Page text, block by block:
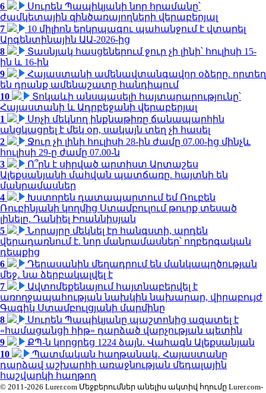
6
Սուրեն Պապիկյանի նոր հրամանը՝
ժամկետային զինծառայողների վերաբերյալ
7
10 միլիոն երկրպագու պահանջում է վտարել
Արգենտինային ԱԱ-2026-ից
8
Տասնյակ հասցեներում ջուր չի լինի՝ հուլիսի 15-
ին և 16-ին
9
Հայաստանի ամենավտանգավոր օձերը. որտեղ
են դրանք ամենաշատը հանդիպում
10
Տոկաևի անսպասելի հայտարարությունը՝
Հայաստանի և Ադրբեջանի վերաբերյալ
1
Սոչի մեկնող ինքնաթիռը ճանապարհին
անցկացրել է մեկ օր, սակայն տեղ չի հասել
2
Ջուր չի լինի հուլիսի 28-ին ժամը 07.00-ից մինչև
հուլիսի 29-ը ժամը 07.00-ն
3
Ո՞րն է սիրված արտիստ Արտաշես
Ալեքսանյանի մահվան պատճառը. հայտնի են
մանրամասներ
4
Խստորեն դատապարտում եմ Ռուբեն
Ռուբինյանի կողմից Ստամբուլում թուրք տեսած
լինելը. Դանիել Իոաննիսյան
5
Նորայրը մեկնել էր հանգստի, արդեն
վերադառնում է. նոր մանրամասներ՝ ողբերգական
դեպքից
6
Դերասանին մեղադրում են մանկապղծության
մեջ․ նա ձերբակալվել է
7
Ավտոմեքենայում հայտնաբերվել է
առողջապահության նախկին նախարար, վիրաբույժ
Գագիկ Ստամբուլցյանի մարմինը
8
Սուրեն Պապիկյանը պաշտոնից ազատել է
«համացանցի հիթ» դարձած վարչության պետին
9
ՔՊ-ն կորցրեց 1224 ձայն. Վահագն Ալեքսանյան
10
Պատմական հաղթանակ․ Հայաստանը
դարձավ աշխարհի առաջնության մեդալային
հաշվարկի հաղթող
© 2011-2026 Lurer.com Մեջբերումներ անելիս ակտիվ հղումը Lurer.com-